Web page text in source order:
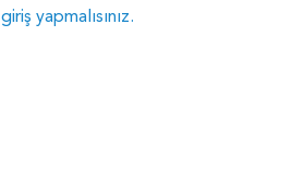
giriş yapmalısınız.